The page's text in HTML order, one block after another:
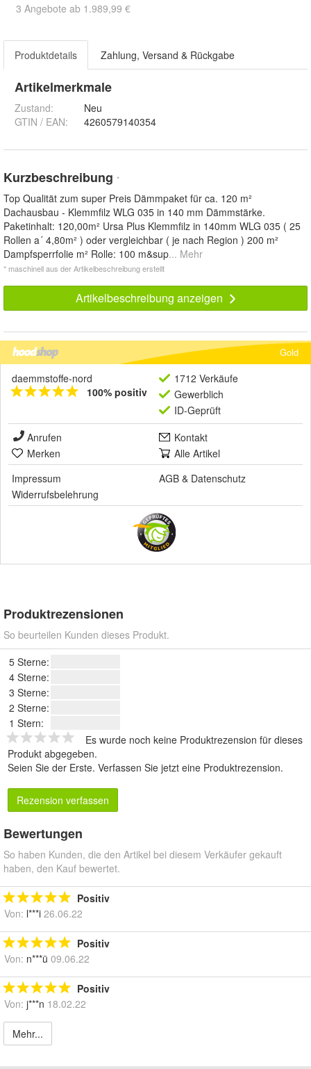
3 Angebote ab 1.989,99 €
Produktdetails Zahlung, Versand & Rückgabe
Artikelmerkmale
Zustand:
Neu
GTIN / EAN:
4260579140354
Kurzbeschreibung *
Top Qualität zum super Preis Dämmpaket für ca. 120 m²
Dachausbau - Klemmfilz WLG 035 in 140 mm Dämmstärke.
Paketinhalt: 120,00m² Ursa Plus Klemmfilz in 140mm WLG 035 ( 25
Rollen a´ 4,80m² ) oder vergleichbar ( je nach Region ) 200 m²
Dampfsperrfolie m² Rolle: 100 m&sup... Mehr
* maschinell aus der Artikelbeschreibung erstellt
Artikelbeschreibung anzeigen
Gold
daemmstoffe-nord
100% positiv
1712 Verkäufe
Gewerblich
ID-Geprüft
Anrufen
Kontakt
Merken
Alle Artikel
Impressum
AGB & Datenschutz
Widerrufsbelehrung
Produktrezensionen
So beurteilen Kunden dieses Produkt.
5 Sterne:
4 Sterne:
3 Sterne:
2 Sterne:
1 Stern:
Es wurde noch keine Produktrezension für dieses
Produkt abgegeben.
Seien Sie der Erste. Verfassen Sie jetzt eine Produktrezension.
Rezension verfassen
Bewertungen
So haben Kunden, die den Artikel bei diesem Verkäufer gekauft
haben, den Kauf bewertet.
Positiv
Von: l***i 26.06.22
Positiv
Von: n***ü 09.06.22
Positiv
Von: j***n 18.02.22
Mehr...